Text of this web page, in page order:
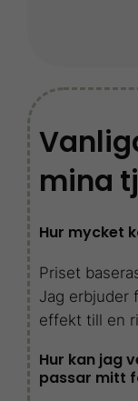
mina
Hur mycket
Priset
Jag erbjuder
effekt till en
Hur kan jag
passar mitt